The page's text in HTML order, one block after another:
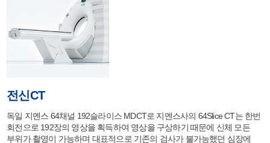
전신CT
독일 지멘스 64채널 192슬라이스 MDCT로 지멘스사의 64Slice CT는 한번
회전으로 192장의 영상을 획득하여 영상을 구상하기 때문에 신체 모든
부위가 촬영이 가능하며 대표적으로 기존의 검사가 불가능했던 심장에